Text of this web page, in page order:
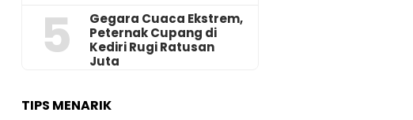
5
‎Gegara Cuaca Ekstrem,
Peternak Cupang di
Kediri Rugi Ratusan
Juta
TIPS MENARIK